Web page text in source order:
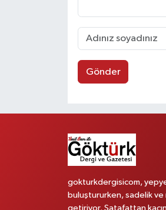
Gönder
gokturkdergisicom,
buluştururken, sadelik
getiriyor. Şatafattan